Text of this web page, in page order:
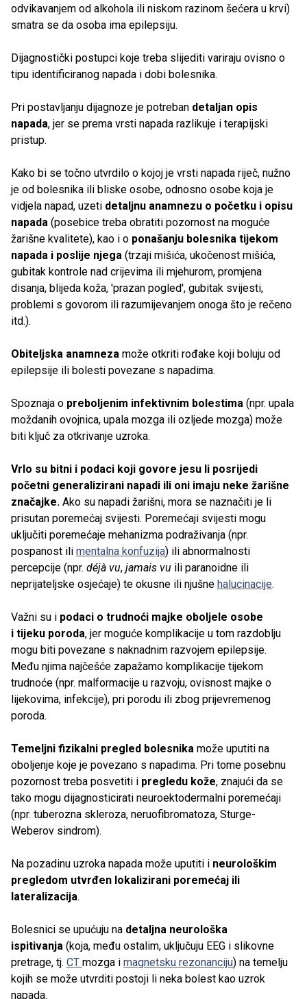
odvikavanjem od alkohola ili niskom razinom šećera u krvi)
smatra se da osoba ima epilepsiju.
Dijagnostički postupci koje treba slijediti variraju ovisno o
tipu identificiranog napada i dobi bolesnika.
Pri postavljanju dijagnoze je potreban detaljan opis
napada, jer se prema vrsti napada razlikuje i terapijski
pristup.
Kako bi se točno utvrdilo o kojoj je vrsti napada riječ, nužno
je od bolesnika ili bliske osobe, odnosno osobe koja je
vidjela napad, uzeti detaljnu anamnezu o početku i opisu
napada (posebice treba obratiti pozornost na moguće
žarišne kvalitete), kao i o ponašanju bolesnika tijekom
napada i poslije njega (trzaji mišića, ukočenost mišića,
gubitak kontrole nad crijevima ili mjehurom, promjena
disanja, blijeda koža, 'prazan pogled', gubitak svijesti,
problemi s govorom ili razumijevanjem onoga što je rečeno
itd.).
Obiteljska anamneza može otkriti rođake koji boluju od
epilepsije ili bolesti povezane s napadima.
Spoznaja o preboljenim infektivnim bolestima (npr. upala
moždanih ovojnica, upala mozga ili ozljede mozga) može
biti ključ za otkrivanje uzroka.
Vrlo su bitni i podaci koji govore jesu li posrijedi
početni generalizirani napadi ili oni imaju neke žarišne
značajke. Ako su napadi žarišni, mora se naznačiti je li
prisutan poremećaj svijesti. Poremećaji svijesti mogu
uključiti poremećaje mehanizma podraživanja (npr.
pospanost ili mentalna konfuzija) ili abnormalnosti
percepcije (npr. déjà vu, jamais vu ili paranoidne ili
neprijateljske osjećaje) te okusne ili njušne halucinacije.
Važni su i podaci o trudnoći majke oboljele osobe
i tijeku poroda, jer moguće komplikacije u tom razdoblju
mogu biti povezane s naknadnim razvojem epilepsije.
Među njima najčešće zapažamo komplikacije tijekom
trudnoće (npr. malformacije u razvoju, ovisnost majke o
lijekovima, infekcije), pri porodu ili zbog prijevremenog
poroda.
Temeljni fizikalni pregled bolesnika može uputiti na
oboljenje koje je povezano s napadima. Pri tome posebnu
pozornost treba posvetiti i pregledu kože, znajući da se
tako mogu dijagnosticirati neuroektodermalni poremećaji
(npr. tuberozna skleroza, neruofibromatoza, Sturge-
Weberov sindrom).
Na pozadinu uzroka napada može uputiti i neurološkim
pregledom utvrđen lokalizirani poremećaj ili
lateralizacija.
Bolesnici se upućuju na detaljna neurološka
ispitivanja (koja, među ostalim, uključuju EEG i slikovne
pretrage, tj. CT mozga i magnetsku rezonanciju) na temelju
kojih se može utvrditi postoji li neka bolest kao uzrok
napada.